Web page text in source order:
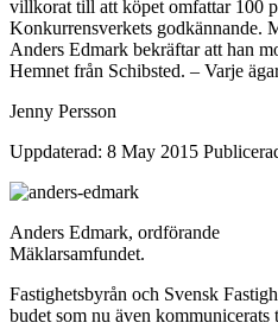
villkorat till att köpet omfattar 100
Konkurrensverkets godkännande.
Anders Edmark bekräftar att han
Hemnet från Schibsted. – Varje
Jenny Persson
Uppdaterad: 8 May 2015
Anders Edmark, ordförande
Mäklarsamfundet.
Fastighetsbyrån och Svensk
budet som nu även